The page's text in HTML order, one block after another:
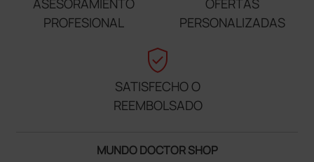
ASESORAMIENTO
PROFESIONAL
OFERTAS
PERSONALIZADAS
verified_user
SATISFECHO O
REEMBOLSADO
MUNDO DOCTOR SHOP